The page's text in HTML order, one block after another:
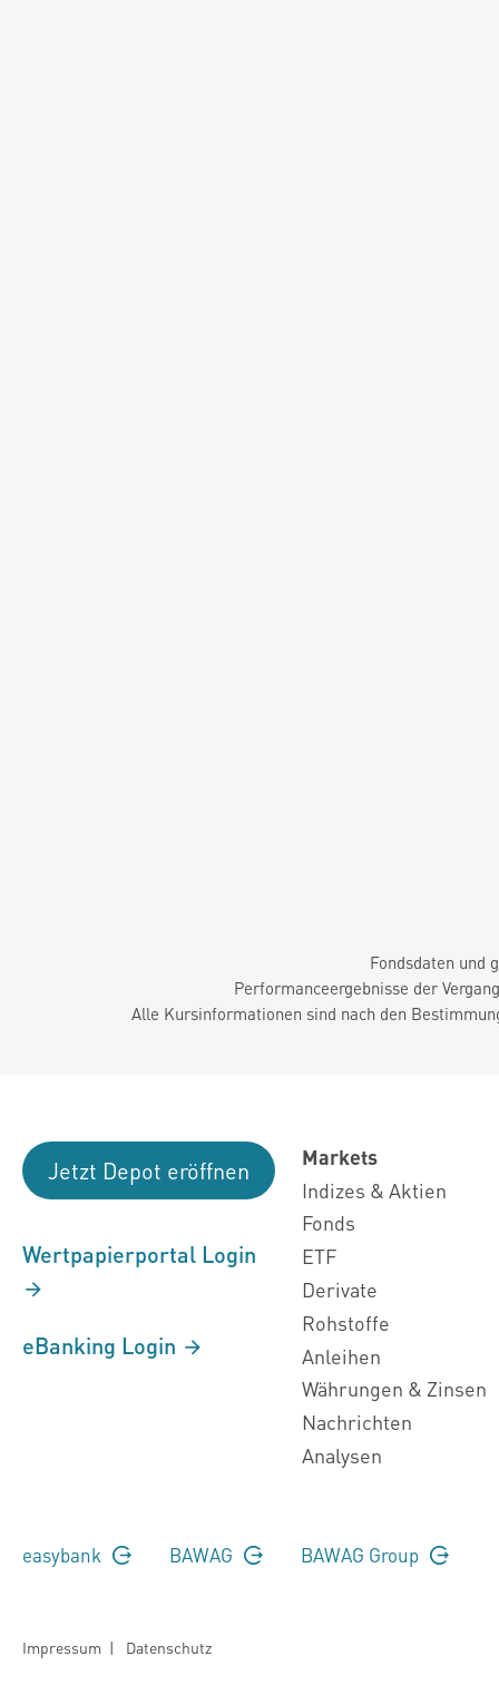
Fondsdaten und
Performanceergebnisse der
Alle Kursinformationen sind nach den
Jetzt Depot eröffnen
Wertpapierportal Login
eBanking Login
Markets
Indizes & Aktien
Fonds
ETF
Derivate
Rohstoffe
Anleihen
Währungen & Zinsen
Nachrichten
Analysen
easybank BAWAG BAWAG Group
Impressum | Datenschutz